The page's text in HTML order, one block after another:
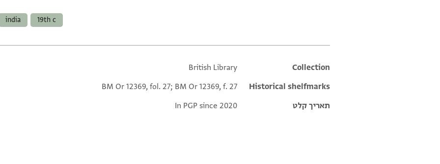
19th c
india
Additional metadata
Collection
British Library
Historical shelfmarks
BM Or 12369, fol. 27; BM Or 12369, f. 27
תאריך קלט
In PGP since 2020